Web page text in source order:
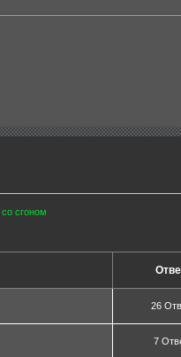
сгоном
26
7